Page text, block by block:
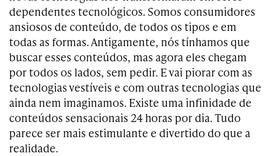
dependentes tecnológicos. Somos consumidores
ansiosos de conteúdo, de todos os tipos e em
todas as formas. Antigamente, nós tínhamos que
buscar esses conteúdos, mas agora eles chegam
por todos os lados, sem pedir. E vai piorar com as
tecnologias vestíveis e com outras tecnologias que
ainda nem imaginamos. Existe uma infinidade de
conteúdos sensacionais 24 horas por dia. Tudo
parece ser mais estimulante e divertido do que a
realidade.